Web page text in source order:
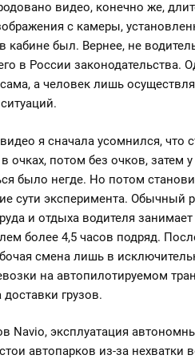
видео, конечно же,
c камеры,
кабине был. Вернее, не
в России законодательства.
а человек лишь
я сначала усомнился, что
очках, потом без очков, затем
было негде. Но потом
сути эксперимента. Обычный
и отдыха водителя
более 4,5 часов подряд.
смена лишь в
на автопилотируемом
грузов.
Navio, эксплуатация
автопарков из-за нехватки